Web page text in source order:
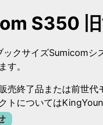
S350
クサイズSumicomシ
す。
売終了品または前世
トについては